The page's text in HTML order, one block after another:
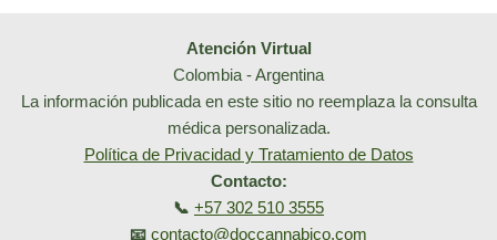
Atención Virtual
Colombia - Argentina
La información publicada en este sitio no reemplaza la consulta
médica personalizada.
Política de Privacidad y Tratamiento de Datos
Contacto:
📞 +57 302 510 3555
📧 contacto@doccannabico.com